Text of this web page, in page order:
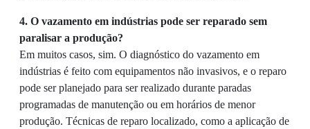
4. O vazamento em indústrias pode ser reparado sem
paralisar a produção?
Em muitos casos, sim. O diagnóstico do vazamento em
indústrias é feito com equipamentos não invasivos, e o reparo
pode ser planejado para ser realizado durante paradas
programadas de manutenção ou em horários de menor
produção. Técnicas de reparo localizado, como a aplicação de